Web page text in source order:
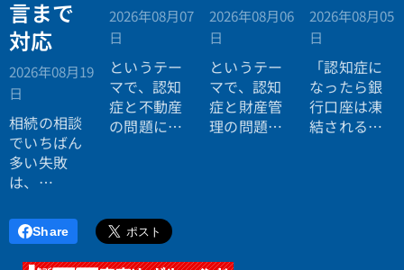
言まで
対応
2026年08月19
日
相続の相談
でいちばん
多い失敗
は、
行ったら登
記の話がで
きず、司法
2026年08月07
日
というテー
マで、認知
症と不動産
の問題につ
2026年08月06
日
というテー
マで、認知
症と財産管
理の問題に
2026年08月05
日
「認知症に
なったら銀
行口座は凍
結されると
Share